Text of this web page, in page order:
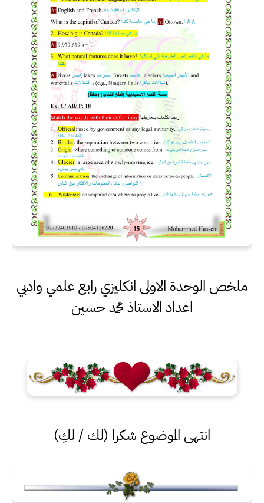
ملخص الوحدة الاولى انكليزي رابع علمي وادبي
اعداد الاستاذ محمد حسين
انتهى الموضوع شكرا (لك / لكِ)